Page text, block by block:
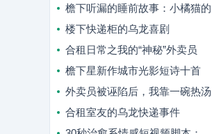
檐下听漏的睡前故事：小橘猫的
楼下快递柜的乌龙喜剧
合租日常之我的“神秘”外卖员
檐下星新作城市光影短诗十首
外卖员被诬陷后，我靠一碗热汤
合租室友的乌龙快递事件